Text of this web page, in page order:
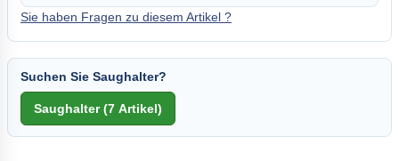
Sie haben Fragen zu diesem Artikel ?
Suchen Sie Saughalter?